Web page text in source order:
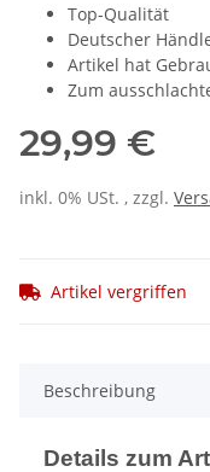
Top-Qualität
Deutscher
Artikel hat
Zum
29,99 €
inkl. 0% USt. , zzgl.
Artikel vergriffen
Beschreibung
Details zum